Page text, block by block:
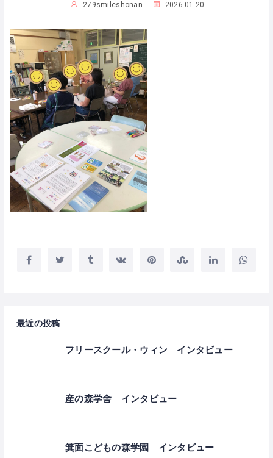
279smileshonan 2026-01-20
最近の投稿
フリースクール・ウィン インタビュー
産の森学舎 インタビュー
箕面こどもの森学園 インタビュー